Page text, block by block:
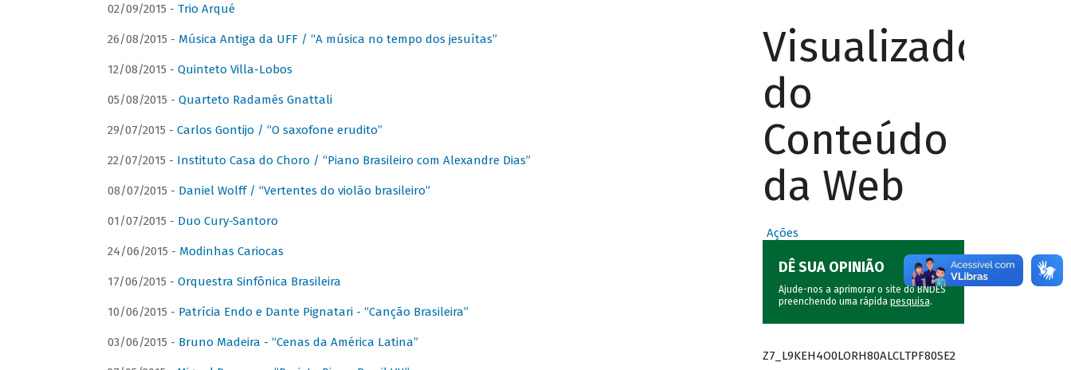
02/09/2015 - Trio Arqué
26/08/2015 - Música Antiga da UFF / “A música no tempo dos jesuítas”
12/08/2015 - Quinteto Villa-Lobos
05/08/2015 - Quarteto Radamés Gnattali
29/07/2015 - Carlos Gontijo / “O saxofone erudito”
22/07/2015 - Instituto Casa do Choro / “Piano Brasileiro com Alexandre Dias”
08/07/2015 - Daniel Wolff / “Vertentes do violão brasileiro”
01/07/2015 - Duo Cury-Santoro
24/06/2015 - Modinhas Cariocas
17/06/2015 - Orquestra Sinfônica Brasileira
10/06/2015 - Patrícia Endo e Dante Pignatari - “Canção Brasileira”
03/06/2015 - Bruno Madeira - “Cenas da América Latina”
Visualizador
do
Conteúdo
da Web
Ações
DÊ SUA OPINIÃO
Ajude-nos a aprimorar o site do BNDES
preenchendo uma rápida pesquisa.
Z7_L9KEH4O0LORH80ALCLTPF80SE2